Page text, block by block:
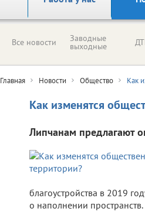
Все новости Заводные
выходные
Главная Новости Общество Как
Как изменятся
Липчанам предлагают
благоустройства в 2019
о наполнении пространств.